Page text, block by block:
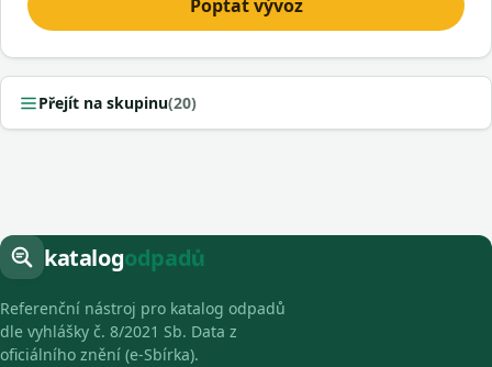
Poptat vývoz
Přejít na skupinu(20)
katalogodpadů
Referenční nástroj pro katalog odpadů
dle vyhlášky č. 8/2021 Sb. Data z
oficiálního znění (e-Sbírka).